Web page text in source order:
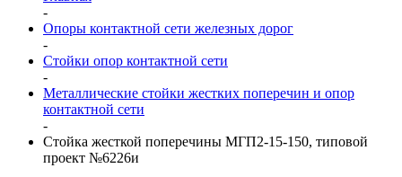
-
Опоры контактной сети железных дорог
-
Стойки опор контактной сети
-
Металлические стойки жестких поперечин и опор
контактной сети
-
Стойка жесткой поперечины МГП2-15-150, типовой
проект №6226и